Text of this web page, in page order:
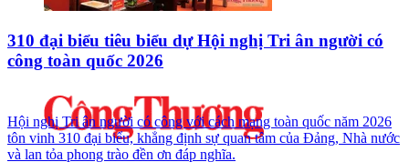
310 đại biểu tiêu biểu dự Hội nghị Tri ân người có
công toàn quốc 2026
Hội nghị Tri ân người có công với cách mạng toàn quốc năm 2026
tôn vinh 310 đại biểu, khẳng định sự quan tâm của Đảng, Nhà nước
và lan tỏa phong trào đền ơn đáp nghĩa.